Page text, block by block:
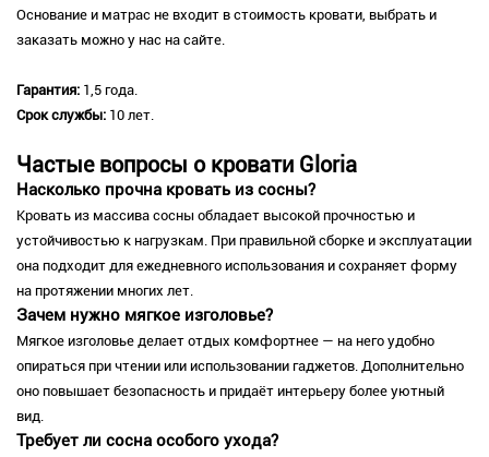
Основание и матрас не входит в стоимость кровати, выбрать и
заказать можно у нас на сайте.
Гарантия: 1,5 года.
Срок службы: 10 лет.
Частые вопросы о кровати Gloria
Насколько прочна кровать из сосны?
Кровать из массива сосны обладает высокой прочностью и
устойчивостью к нагрузкам. При правильной сборке и эксплуатации
она подходит для ежедневного использования и сохраняет форму
на протяжении многих лет.
Зачем нужно мягкое изголовье?
Мягкое изголовье делает отдых комфортнее — на него удобно
опираться при чтении или использовании гаджетов. Дополнительно
оно повышает безопасность и придаёт интерьеру более уютный
вид.
Требует ли сосна особого ухода?